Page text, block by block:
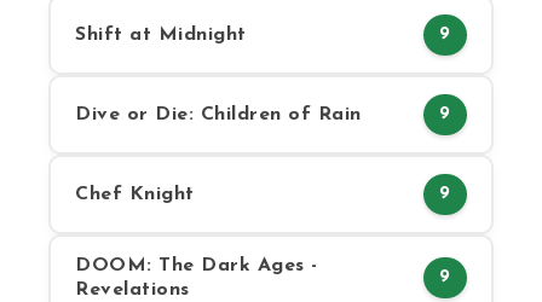
Shift at Midnight 9
Dive or Die: Children of Rain 9
Chef Knight 9
DOOM: The Dark Ages -
Revelations
9